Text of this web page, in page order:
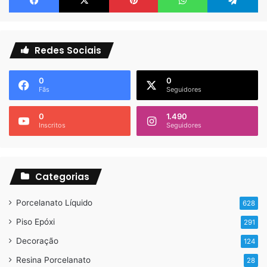
Redes Sociais
0
Fãs
0
Seguidores
0
Inscritos
1.490
Seguidores
Categorias
Porcelanato Líquido 628
Piso Epóxi 291
Decoração 124
Resina Porcelanato 28